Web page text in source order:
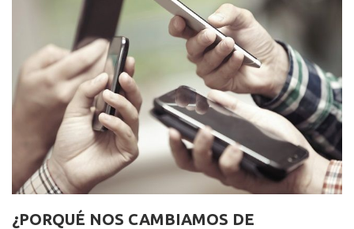
¿PORQUÉ NOS CAMBIAMOS DE